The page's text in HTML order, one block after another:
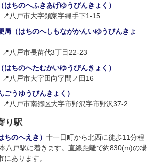
はちのへふきあげゆうびんきょく）
八戸市大字類家字縄手下1-15
局（はちのへしもながかんいゆうびんきょ
八戸市長苗代3丁目22-23
はちのへたむかいゆうびんきょく）
八戸市大字田向字間ノ田16
ごうゆうびんきょく）
八戸市南郷区大字市野沢字市野沢37-2
り駅
ちのへえき） 十一日町から北西に徒歩11分程
八戸駅に着きます。直線距離で約830(m)の場
にあります。